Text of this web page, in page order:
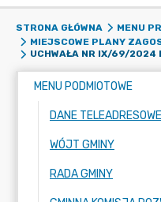
STRONA GŁÓWNA MENU
MIEJSCOWE PLANY
MENU PODMIOTOWE
DANE TELEADRESOWE
WÓJT GMINY
RADA GMINY